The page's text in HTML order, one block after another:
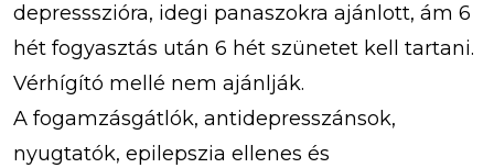
depressszióra, idegi panaszokra ajánlott, ám 6
hét fogyasztás után 6 hét szünetet kell tartani.
Vérhígító mellé nem ajánlják.
A fogamzásgátlók, antidepresszánsok,
nyugtatók, epilepszia ellenes és